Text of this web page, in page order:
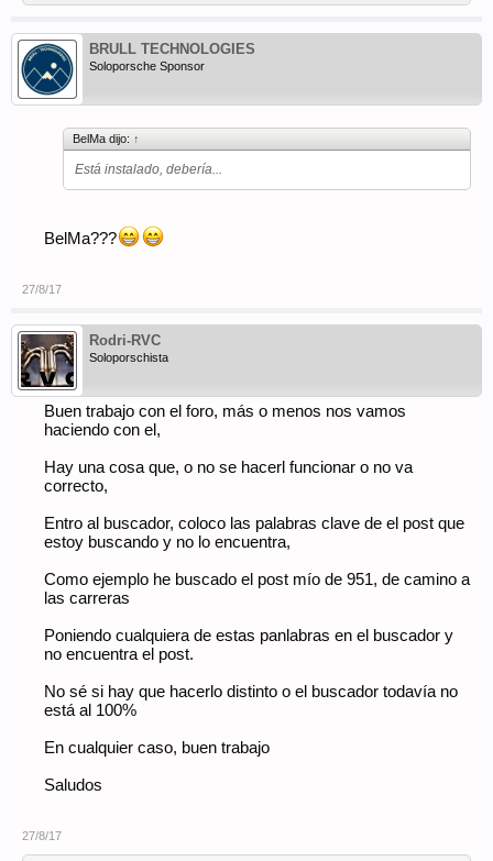
BRULL TECHNOLOGIES
Soloporsche Sponsor
BelMa dijo: ↑
Está instalado, debería...
BelMa???
27/8/17
Rodri-RVC
Soloporschista
Buen trabajo con el foro, más o menos nos vamos
haciendo con el,
Hay una cosa que, o no se hacerl funcionar o no va
correcto,
Entro al buscador, coloco las palabras clave de el post que
estoy buscando y no lo encuentra,
Como ejemplo he buscado el post mío de 951, de camino a
las carreras
Poniendo cualquiera de estas panlabras en el buscador y
no encuentra el post.
No sé si hay que hacerlo distinto o el buscador todavía no
está al 100%
En cualquier caso, buen trabajo
Saludos
27/8/17